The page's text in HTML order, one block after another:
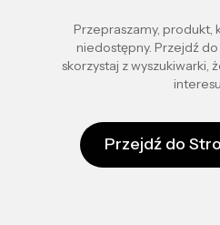
Przepraszamy, produkt,
niedostępny. Przejdź
skorzystaj z wyszukiwarki,
Przejdź do